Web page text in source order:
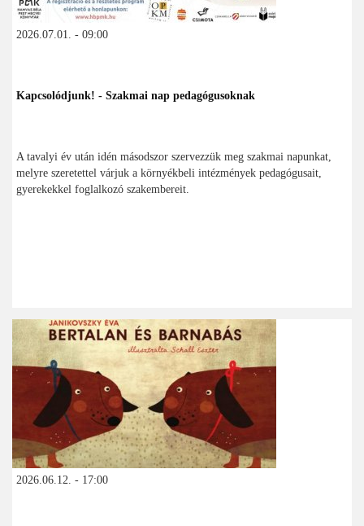
2026.07.01. - 09:00
Kapcsolódjunk! - Szakmai nap pedagógusoknak
A tavalyi év után idén másodszor szervezzük meg szakmai napunkat,
melyre szeretettel várjuk a környékbeli intézmények pedagógusait,
gyerekekkel foglalkozó szakembereit.
2026.06.12. - 17:00